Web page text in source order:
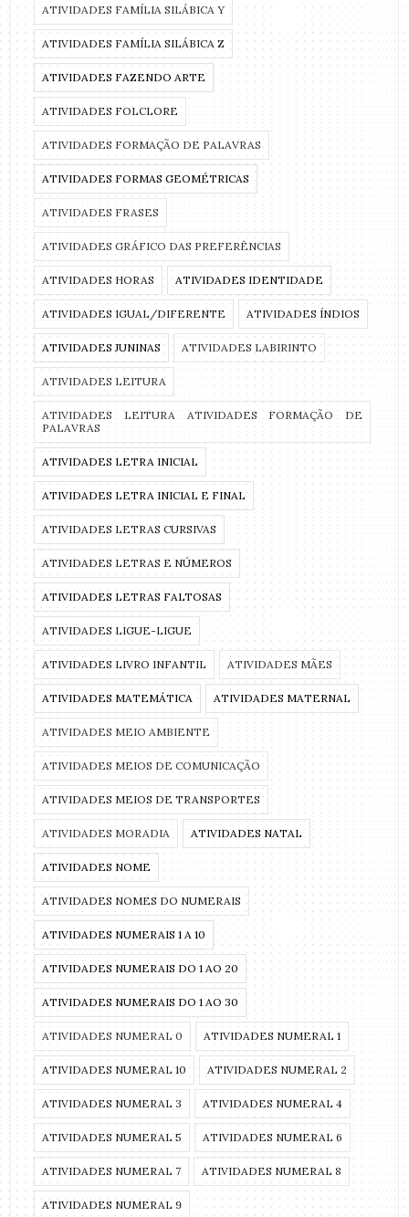
ATIVIDADES FAMÍLIA SILÁBICA Y
ATIVIDADES FAMÍLIA SILÁBICA Z
ATIVIDADES FAZENDO ARTE
ATIVIDADES FOLCLORE
ATIVIDADES FORMAÇÃO DE PALAVRAS
ATIVIDADES FORMAS GEOMÉTRICAS
ATIVIDADES FRASES
ATIVIDADES GRÁFICO DAS PREFERÊNCIAS
ATIVIDADES HORAS ATIVIDADES IDENTIDADE
ATIVIDADES IGUAL/DIFERENTE ATIVIDADES ÍNDIOS
ATIVIDADES JUNINAS ATIVIDADES LABIRINTO
ATIVIDADES LEITURA
ATIVIDADES LEITURA ATIVIDADES FORMAÇÃO DE
PALAVRAS
ATIVIDADES LETRA INICIAL
ATIVIDADES LETRA INICIAL E FINAL
ATIVIDADES LETRAS CURSIVAS
ATIVIDADES LETRAS E NÚMEROS
ATIVIDADES LETRAS FALTOSAS
ATIVIDADES LIGUE-LIGUE
ATIVIDADES LIVRO INFANTIL ATIVIDADES MÃES
ATIVIDADES MATEMÁTICA ATIVIDADES MATERNAL
ATIVIDADES MEIO AMBIENTE
ATIVIDADES MEIOS DE COMUNICAÇÃO
ATIVIDADES MEIOS DE TRANSPORTES
ATIVIDADES MORADIA ATIVIDADES NATAL
ATIVIDADES NOME
ATIVIDADES NOMES DO NUMERAIS
ATIVIDADES NUMERAIS 1 A 10
ATIVIDADES NUMERAIS DO 1 AO 20
ATIVIDADES NUMERAIS DO 1 AO 30
ATIVIDADES NUMERAL 0 ATIVIDADES NUMERAL 1
ATIVIDADES NUMERAL 10 ATIVIDADES NUMERAL 2
ATIVIDADES NUMERAL 3 ATIVIDADES NUMERAL 4
ATIVIDADES NUMERAL 5 ATIVIDADES NUMERAL 6
ATIVIDADES NUMERAL 7 ATIVIDADES NUMERAL 8
ATIVIDADES NUMERAL 9